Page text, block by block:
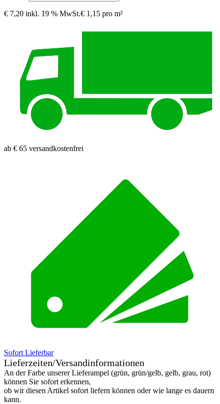
€ 7,20 inkl. 19 % MwSt.€ 1,15 pro m²
ab € 65 versandkostenfrei
Sofort Lieferbar
Lieferzeiten/Versandinformationen
An der Farbe unserer Lieferampel (grün, grün/gelb, gelb, grau, rot)
können Sie sofort erkennen,
ob wir diesen Artikel sofort liefern können oder wie lange es dauern
kann.